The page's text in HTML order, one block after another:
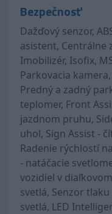
Bezpečnosť
Dažďový senzor,
asistent, Centrálne
Imobilizér, Isofix,
Parkovacia
Predný a zadný
teplomer, Front
jazdnom pruhu,
uhol, Sign Assist -
Radenie rýchlostí
- natáčacie
vozidiel v
svetlá, Senzor
svetlá, LED